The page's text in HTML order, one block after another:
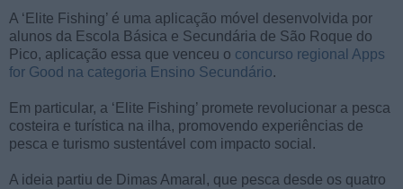
A ‘Elite Fishing’ é uma aplicação móvel desenvolvida por
alunos da Escola Básica e Secundária de São Roque do
Pico, aplicação essa que venceu o concurso regional Apps
for Good na categoria Ensino Secundário.
Em particular, a ‘Elite Fishing’ promete revolucionar a pesca
costeira e turística na ilha, promovendo experiências de
pesca e turismo sustentável com impacto social.
A ideia partiu de Dimas Amaral, que pesca desde os quatro